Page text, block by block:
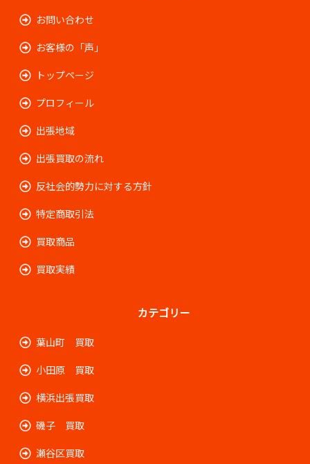
お問い合わせ
お客様の「声」
トップページ
プロフィール
出張地域
出張買取の流れ
反社会的勢力に対する方針
特定商取引法
買取商品
買取実績
カテゴリー
葉山町 買取
小田原 買取
横浜出張買取
磯子 買取
瀬谷区買取